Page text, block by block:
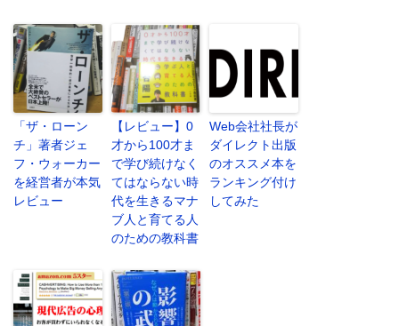
「ザ・ローン
チ」著者ジェ
フ・ウォーカー
を経営者が本気
レビュー
【レビュー】0
才から100才ま
で学び続けなく
てはならない時
代を生きるマナ
ブ人と育てる人
のための教科書
Web会社社長が
ダイレクト出版
のオススメ本を
ランキング付け
してみた